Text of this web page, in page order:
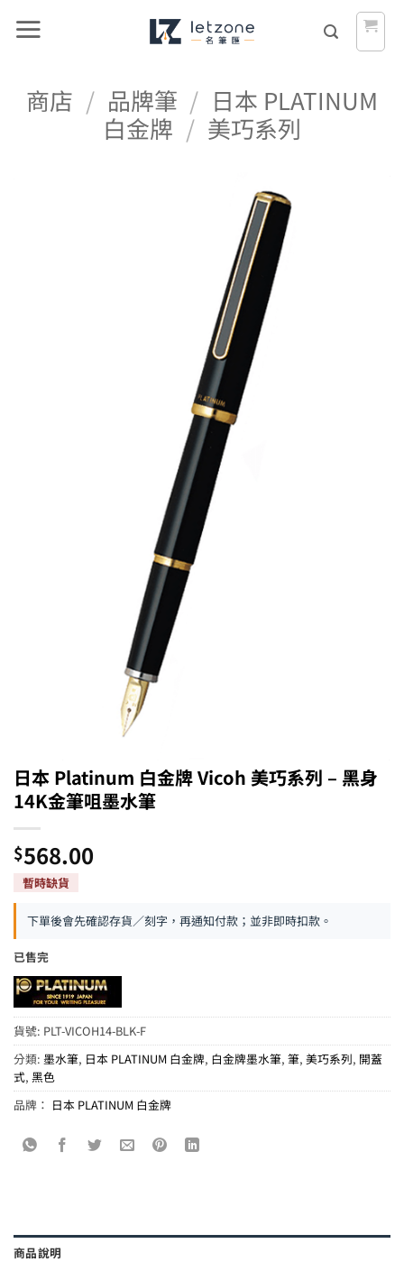
商店 / 品牌筆 / 日本 PLATINUM
白金牌 / 美巧系列
日本 Platinum 白金牌 Vicoh 美巧系列 – 黑身
14K金筆咀墨水筆
$568.00
下單後會先確認存貨／刻字，再通知付款；並非即時扣款。
已售完
貨號: PLT-VICOH14-BLK-F
分類: 墨水筆, 日本 PLATINUM 白金牌, 白金牌墨水筆, 筆, 美巧系列, 開蓋
式, 黑色
品牌： 日本 PLATINUM 白金牌
商品說明